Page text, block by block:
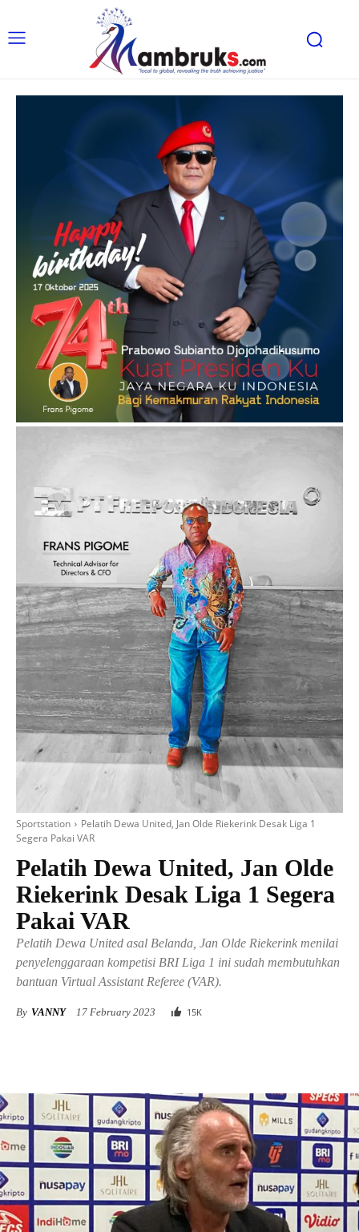
Sportstation
Pelatih Dewa United, Jan Olde Riekerink Desak Liga 1
Segera Pakai VAR
Pelatih Dewa United, Jan Olde
Riekerink Desak Liga 1 Segera
Pakai VAR
Pelatih Dewa United asal Belanda, Jan Olde Riekerink menilai
penyelenggaraan kompetisi BRI Liga 1 ini sudah membutuhkan
bantuan Virtual Assistant Referee (VAR).
By VANNY 17 February 2023 15K